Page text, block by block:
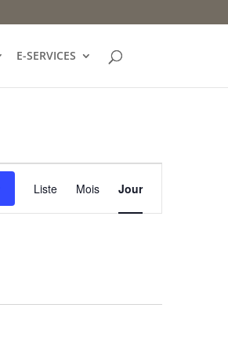
E-SERVICES
Navigation
de
vues
Liste Mois Jour